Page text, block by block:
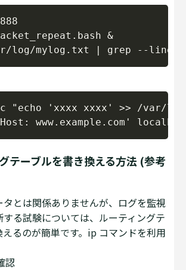
&
c "echo 'xxxx xxxx' >> /var/
テーブルを書き換える方法 (参考
タとは関係ありませんが、ログを監視
する試験については、ルーティングテ
るのが簡単です。ip コマンドを利用
認